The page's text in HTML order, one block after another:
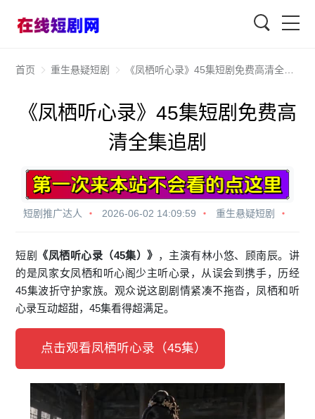
首页 重生悬疑短剧 《凤栖听心录》45集短剧免费高清全集追剧
《凤栖听心录》45集短剧免费高
清全集追剧
短剧推广达人 2026-06-02 14:09:59 重生悬疑短剧
短剧 《凤栖听心录（45集）》 ，主演有林小悠、顾南辰。讲
的是凤家女凤栖和听心阁少主听心录，从误会到携手，历经
45集波折守护家族。观众说这剧剧情紧凑不拖沓，凤栖和听
心录互动超甜，45集看得超满足。
点击观看凤栖听心录（45集）